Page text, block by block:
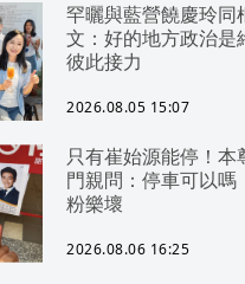
罕曬與藍營饒慶玲
文：好的地方政治是
彼此接力
2026.08.05 15:07
只有崔始源能停！本
門親問：停車可以
粉樂壞
2026.08.06 16:25